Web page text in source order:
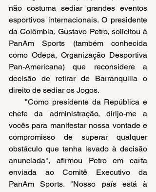
não costuma sediar grandes eventos
esportivos internacionais. O presidente
da Colômbia, Gustavo Petro, solicitou à
PanAm Sports (também conhecida
como Odepa, Organização Desportiva
Pan-Americana) que reconsidere a
decisão de retirar de Barranquilla o
direito de sediar os Jogos.
"Como presidente da República e
chefe da administração, dirijo-me a
vocês para manifestar nossa vontade e
compromisso de superar qualquer
obstáculo que tenha levado à decisão
anunciada", afirmou Petro em carta
enviada ao Comitê Executivo da
PanAm Sports. "Nosso país está à